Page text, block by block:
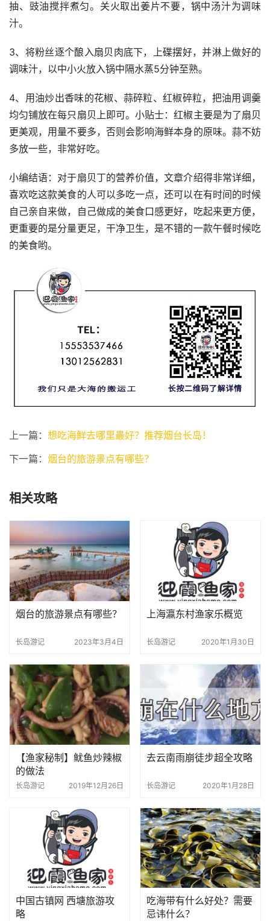
抽、豉油搅拌煮匀。关火取出姜片不要，锅中汤汁为调味
汁。
3、将粉丝逐个酿入扇贝肉底下，上碟摆好，并淋上做好的
调味汁，以中小火放入锅中隔水蒸5分钟至熟。
4、用油炒出香味的花椒、蒜碎粒、红椒碎粒，把油用调羹
均匀铺放在每只扇贝上即可。小贴士：红椒主要是为了扇贝
更美观，用量不要多，否则会影响海鲜本身的原味。蒜不妨
多放一些，非常好吃。
小编结语：对于扇贝丁的营养价值，文章介绍得非常详细，
喜欢吃这款美食的人可以多吃一点，还可以在有时间的时候
自己亲自来做，自己做成的美食口感更好，吃起来更方便，
更重要的是分量更足，干净卫生，是不错的一款午餐时候吃
的美食哟。
上一篇： 想吃海鲜去哪里最好？推荐烟台长岛！
下一篇： 烟台的旅游景点有哪些？
相关攻略
烟台的旅游景点有哪些？
长岛游记 2023年3月4日
上海瀛东村渔家乐概览
长岛游记 2020年1月30日
【渔家秘制】鱿鱼炒辣椒
的做法
长岛游记 2019年12月26日
去云南雨崩徒步超全攻略
长岛游记 2020年1月28日
中国古镇网 西塘旅游攻
略
吃海带有什么好处？需要
忌讳什么？